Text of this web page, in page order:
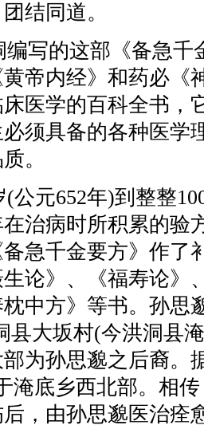
结同道。
编写的这部《备急千
帝内经》和药必《
医学的百科全书，
须具备的各种医学
。
公元652年)到整整
治病时所积累的验
急千金要方》作了
论》、《福寿论》
中方》等书。孙思
县大坂村(今洪洞县
为孙思邈之后裔。
淹底乡西北部。相
，由孙思邈医治痊